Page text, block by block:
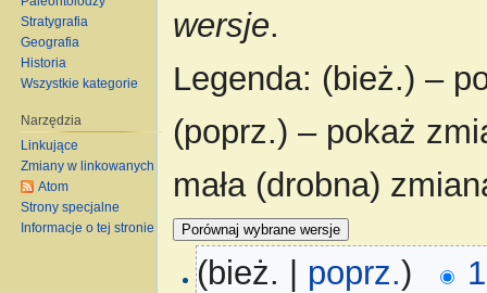
wersje.
Legenda: (bież.) –
(poprz.) – pokaż
mała (drobna)
(bież. | poprz.)
Stratygrafia
Geografia
Historia
Wszystkie kategorie
Narzędzia
Linkujące
Zmiany w linkowanych
Atom
Strony specjalne
Informacje o tej stronie